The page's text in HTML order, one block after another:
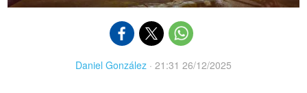
Daniel González · 21:31 26/12/2025